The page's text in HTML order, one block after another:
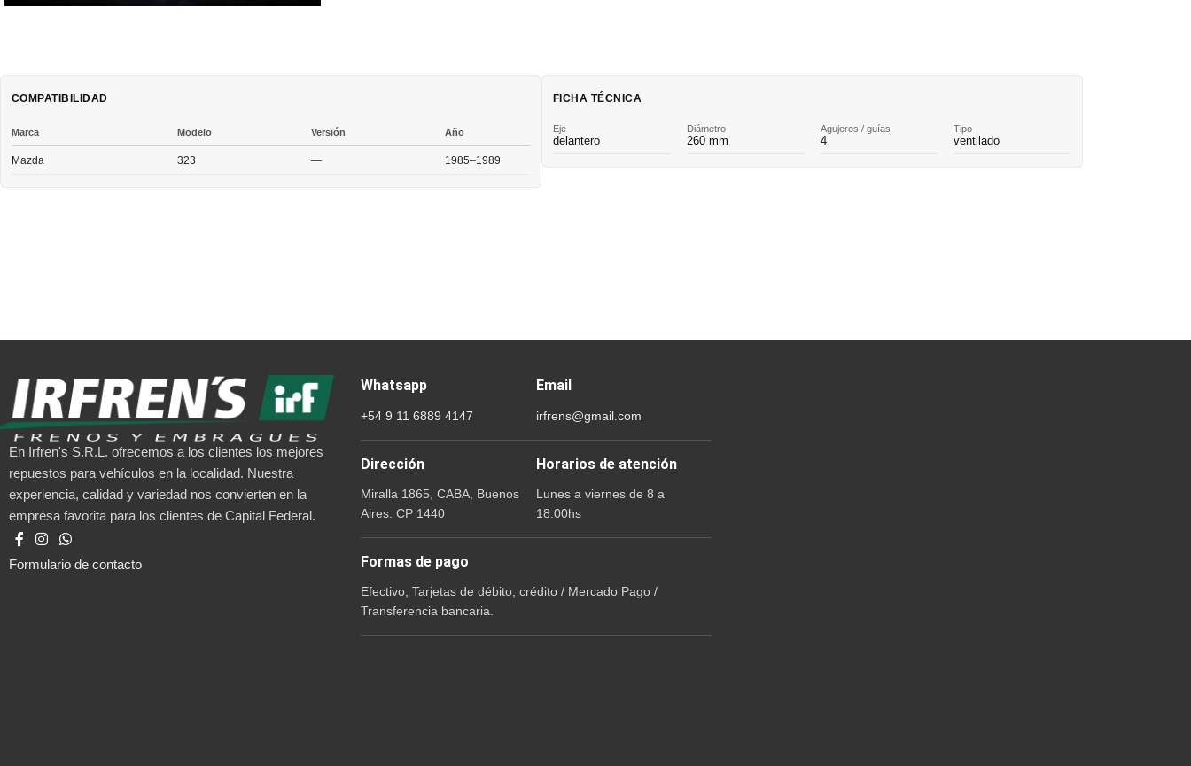
COMPATIBILIDAD
Marca Modelo Versión Año
Mazda 323 — 1985–1989
FICHA TÉCNICA
Eje
delantero
Diámetro
260 mm
Agujeros / guías
4
Tipo
ventilado
En Irfren's S.R.L. ofrecemos a los clientes los mejores
repuestos para vehículos en la localidad. Nuestra
experiencia, calidad y variedad nos convierten en la
empresa favorita para los clientes de Capital Federal.
Formulario de contacto
Whatsapp
+54 9 11 6889 4147
Email
irfrens@gmail.com
Dirección
Miralla 1865, CABA, Buenos
Aires. CP 1440
Horarios de atención
Lunes a viernes de 8 a
18:00hs
Formas de pago
Efectivo, Tarjetas de débito, crédito / Mercado Pago /
Transferencia bancaria.